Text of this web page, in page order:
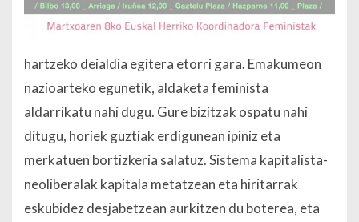
hartzeko deialdia egitera etorri gara. Emakumeon
nazioarteko egunetik, aldaketa feminista
aldarrikatu nahi dugu. Gure bizitzak ospatu nahi
ditugu, horiek guztiak erdigunean ipiniz eta
merkatuen bortizkeria salatuz. Sistema kapitalista-
neoliberalak kapitala metatzean eta hiritarrak
eskubidez desjabetzean aurkitzen du boterea, eta